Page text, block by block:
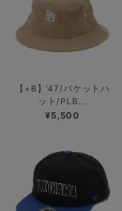
【+B】’47/バケットハ
ット/PLB...
¥5,500